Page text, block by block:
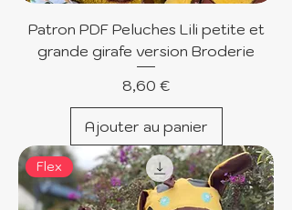
Patron PDF Peluches Lili petite et
grande girafe version Broderie
Prix
8,60 €
Ajouter au panier
Flex